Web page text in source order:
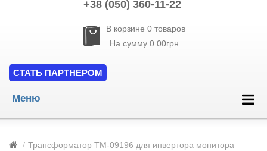
+38 (050) 360-11-22
В корзине 0товаров
На сумму 0.00грн.
СТАТЬ ПАРТНЕРОМ
Меню
Трансформатор TM-09196 для инвертора монитора